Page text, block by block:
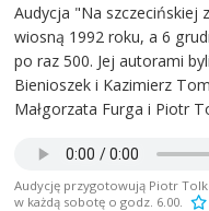
Audycja "Na szczecińskiej
wiosną 1992 roku, a 6
po raz 500. Jej autorami
Bienioszek i Kazimierz
Małgorzata Furga i Piotr
Audycję przygotowują Piotr
w każdą sobotę o godz. 6.00.